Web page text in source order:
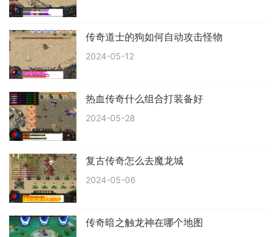
传奇道士的狗如何自动攻击怪物
2024-05-12
热血传奇什么组合打装备好
2024-05-28
复古传奇怎么去魔龙城
2024-05-06
传奇暗之触龙神在哪个地图